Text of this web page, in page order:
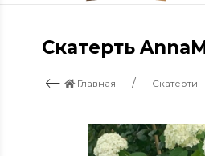
Скатерть
Главная Скатерти